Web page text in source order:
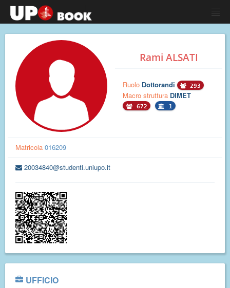
Rami ALSATI
Ruolo Dottorandi 293
Macro struttura DIMET
672 1
Matricola 016209
20034840@studenti.uniupo.it
UFFICIO